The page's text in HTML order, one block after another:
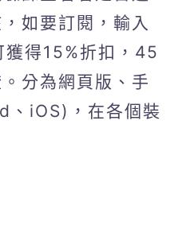
如要訂閱，輸入
獲得15%折扣，45
分為網頁版、手
iOS)，在各個裝